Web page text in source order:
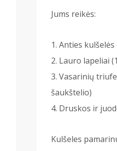
Jums reikės:
Anties kulšelės
Lauro lapeliai
Vasarinių
šaukštelio)
Druskos ir
Kulšeles